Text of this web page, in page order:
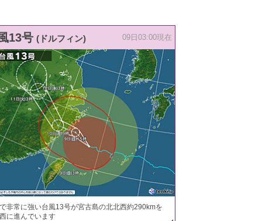
13号 (ドルフィン) 09日03:00現在
非常に強い台風13号が宮古島の北北西約290kmを
に進んでいます